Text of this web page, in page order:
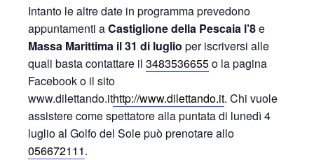
Intanto le altre date in programma prevedono
appuntamenti aCastiglione della Pescaia l’8e
Massa Marittima il 31 di luglio per iscriversi alle
quali basta contattare il 3483536655o la pagina
Facebook o il sito
www.dilettando.ithttp://www.dilettando.it. Chi vuole
assistere come spettatore alla puntata di lunedì 4
luglio al Golfo del Sole può prenotare allo
056672111.